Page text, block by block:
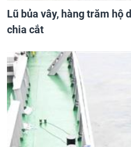
Lũ bủa vây, hàng trăm hộ
chia cắt